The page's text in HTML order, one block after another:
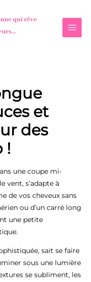
qui rêve
et
des
!
une coupe mi-
vent, s’adapte à
de vos cheveux sans
ou d’un carré long
une petite
sait se faire
sous une lumière
se subliment, les